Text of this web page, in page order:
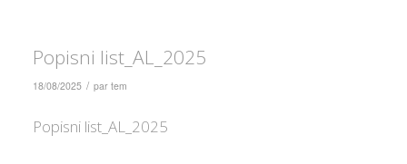
Popisni list_AL_2025
18/08/2025 / par tem
Popisni list_AL_2025